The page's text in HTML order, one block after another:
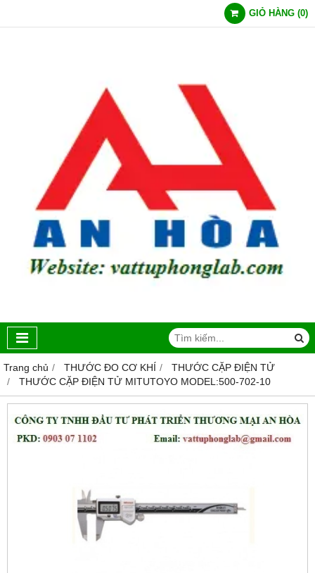
GIỎ HÀNG (0)
Trang chủ THƯỚC ĐO CƠ KHÍ
THƯỚC CẶP ĐIỆN TỬ
THƯỚC CẶP ĐIỆN TỬ MITUTOYO MODEL:500-702-10